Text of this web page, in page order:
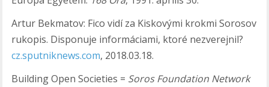
Artur Bekmatov: Fico vidí za Kiskovými krokmi Sorosov
rukopis. Disponuje informáciami, ktoré nezverejnil?
cz.sputniknews.com, 2018.03.18.
Building Open Societies = Soros Foundation Network